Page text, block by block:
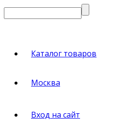
Каталог товаров
Москва
Вход на сайт